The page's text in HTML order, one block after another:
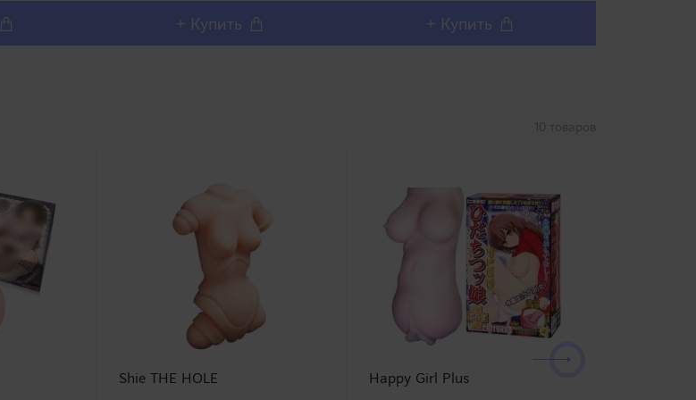
модели которой..
+ Купить + Купить
10 товаров
Shie THE HOLE Happy Girl Plus